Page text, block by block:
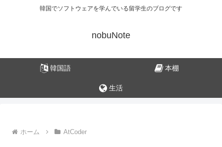
韓国でソフトウェアを学んでいる留学生のブログです
nobuNote
韓国語 本棚
生活
ホーム AtCoder